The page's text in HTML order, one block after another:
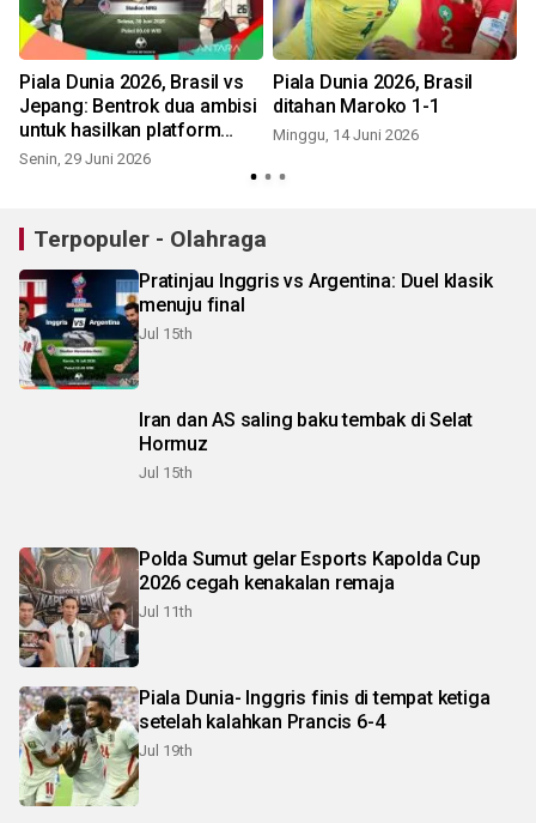
Piala Dunia 2026, Brasil vs
Jepang: Bentrok dua ambisi
untuk hasilkan platform
juara
Senin, 29 Juni 2026
Piala Dunia 2026, Brasil
ditahan Maroko 1-1
Minggu, 14 Juni 2026
Terpopuler - Olahraga
Pratinjau Inggris vs Argentina: Duel klasik
menuju final
Jul 15th
Iran dan AS saling baku tembak di Selat
Hormuz
Jul 15th
Polda Sumut gelar Esports Kapolda Cup
2026 cegah kenakalan remaja
Jul 11th
Piala Dunia- Inggris finis di tempat ketiga
setelah kalahkan Prancis 6-4
Jul 19th